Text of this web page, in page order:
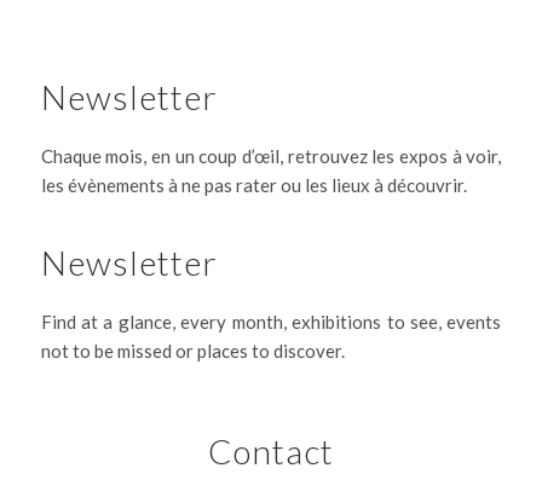
Newsletter
Chaque mois, en un coup d’œil, retrouvez les expos à voir,
les évènements à ne pas rater ou les lieux à découvrir.
Newsletter
Find at a glance, every month, exhibitions to see, events
not to be missed or places to discover.
Contact